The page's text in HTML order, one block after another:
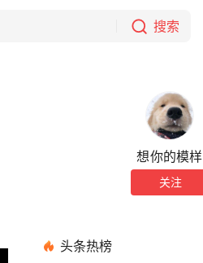
搜索
想你的模样
关注
头条热榜